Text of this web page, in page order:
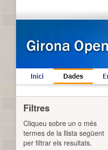
Inici Dades
Filtres
Cliqueu sobre un o més
termes de la llista següent
per filtrar els resultats.